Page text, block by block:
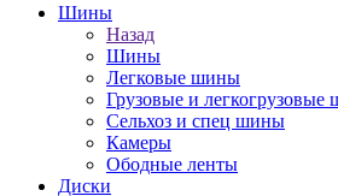
Шины
Назад
Шины
Легковые шины
Грузовые и
Сельхоз и спец шины
Камеры
Ободные ленты
Диски